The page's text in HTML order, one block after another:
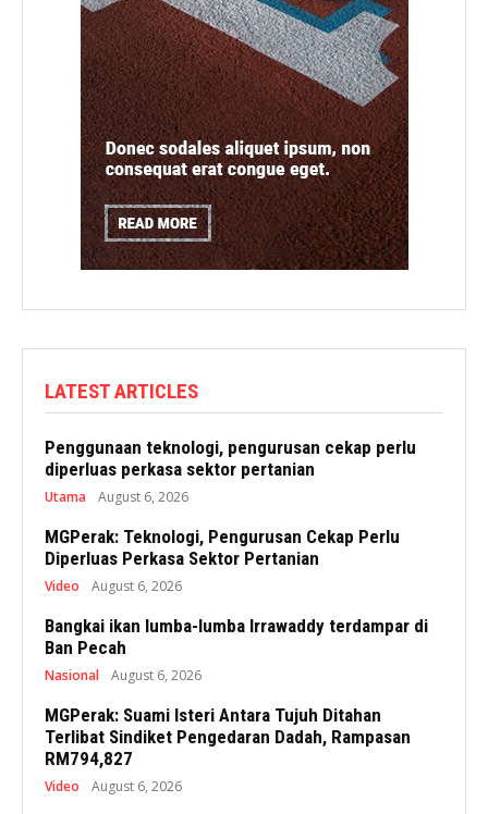
LATEST ARTICLES
Penggunaan teknologi, pengurusan cekap perlu
diperluas perkasa sektor pertanian
Utama August 6, 2026
MGPerak: Teknologi, Pengurusan Cekap Perlu
Diperluas Perkasa Sektor Pertanian
Video August 6, 2026
Bangkai ikan lumba-lumba Irrawaddy terdampar di
Ban Pecah
Nasional August 6, 2026
MGPerak: Suami Isteri Antara Tujuh Ditahan
Terlibat Sindiket Pengedaran Dadah, Rampasan
RM794,827
Video August 6, 2026